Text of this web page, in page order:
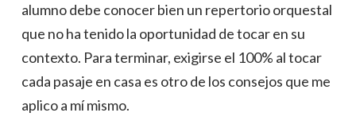
alumno debe conocer bien un repertorio orquestal
que no ha tenido la oportunidad de tocar en su
contexto. Para terminar, exigirse el 100% al tocar
cada pasaje en casa es otro de los consejos que me
aplico a mí mismo.